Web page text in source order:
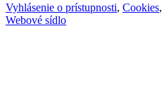
Vyhlásenie o prístupnosti, Cookies,
Webové sídlo